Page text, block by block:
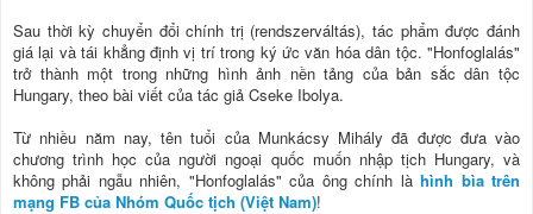
Sau thời kỳ chuyển đổi chính trị (rendszerváltás), tác phẩm được đánh
giá lại và tái khẳng định vị trí trong ký ức văn hóa dân tộc. "Honfoglalás"
trở thành một trong những hình ảnh nền tảng của bản sắc dân tộc
Hungary, theo bài viết của tác giả Cseke Ibolya.
Từ nhiều năm nay, tên tuổi của Munkácsy Mihály đã được đưa vào
chương trình học của người ngoại quốc muốn nhập tịch Hungary, và
không phải ngẫu nhiên, "Honfoglalás" của ông chính làhình bìa trên
mạng FB của Nhóm Quốc tịch (Việt Nam)!